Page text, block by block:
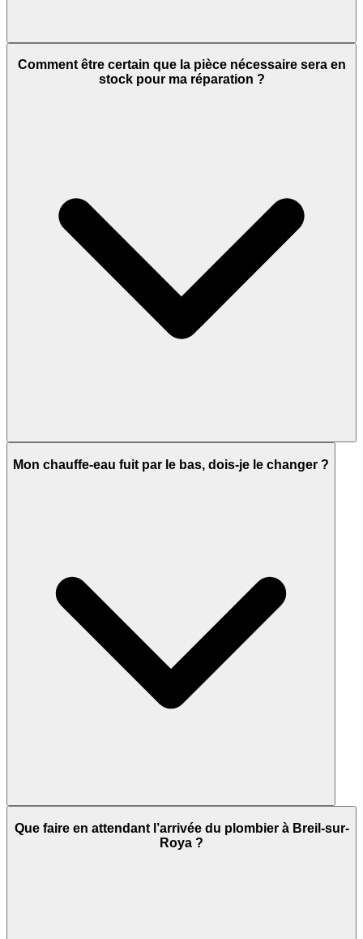
Comment être certain que la pièce nécessaire sera en
stock pour ma réparation ?
Mon chauffe-eau fuit par le bas, dois-je le changer ?
Que faire en attendant l’arrivée du plombier à Breil-sur-
Roya ?